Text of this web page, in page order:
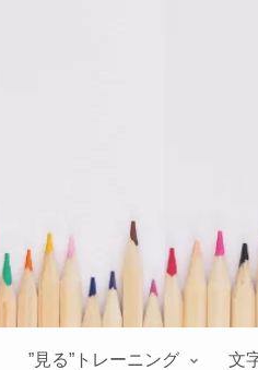
”見る”トレーニング 文